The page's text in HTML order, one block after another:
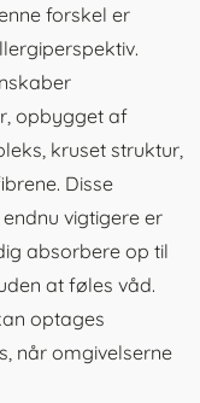
forskel er
opbygget af
kruset struktur,
Disse
vigtigere er
absorbere op til
at føles våd.
optages
når omgivelserne